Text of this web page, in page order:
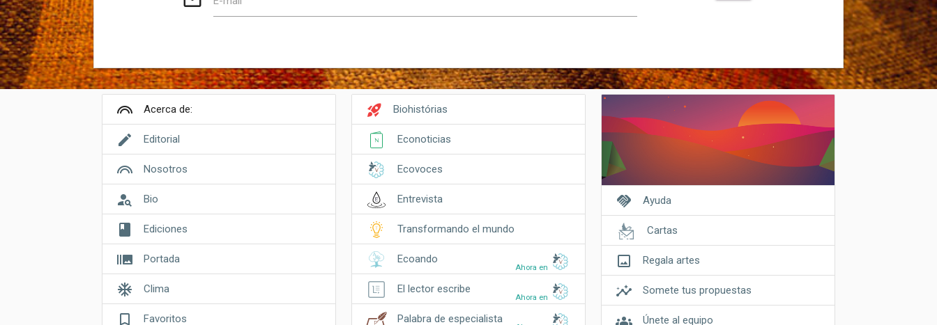
looks Acerca de:
edit Editorial
looks Nosotros
person_search Bio
book Ediciones
burst_mode Portada
ac_unit Clima
bookmark_border Favoritos
rocket_launch Biohistórias
Econoticias
Ecovoces
Entrevista
Transformando el mundo
Ahora en
Ecoando
Ahora en
El lector escribe
Palabra de especialista
handshake Ayuda
Cartas
crop_original Regala artes
insights Somete tus propuestas
groups Únete al equipo